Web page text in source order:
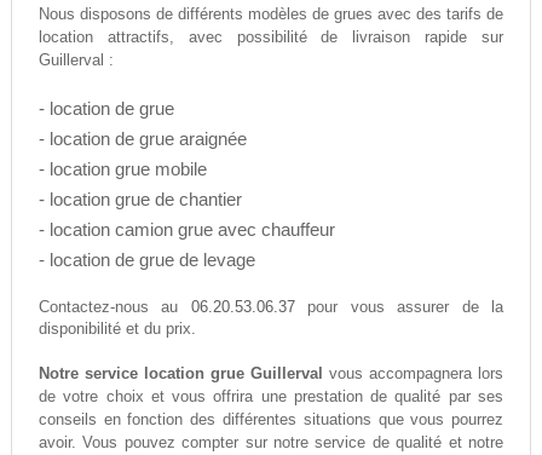
Nous disposons de différents modèles de grues avec des tarifs de
location attractifs, avec possibilité de livraison rapide sur
Guillerval :
- location de grue
- location de grue araignée
- location grue mobile
- location grue de chantier
- location camion grue avec chauffeur
- location de grue de levage
Contactez-nous au 06.20.53.06.37pour vous assurer de la
disponibilité et du prix.
Notre service location grue Guillerval vous accompagnera lors
de votre choix et vous offrira une prestation de qualité par ses
conseils en fonction des différentes situations que vous pourrez
avoir. Vous pouvez compter sur notre service de qualité et notre